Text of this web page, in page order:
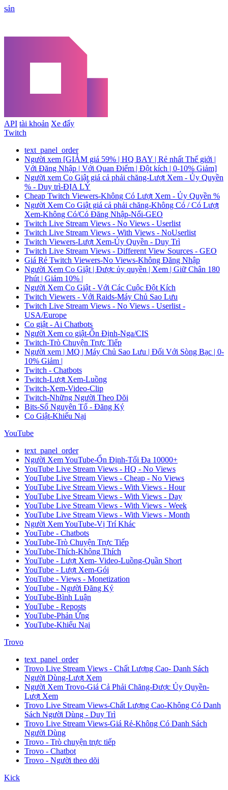
sản
API tài khoản Xe đẩy
Twitch
text_panel_order
Người xem [GIẢM giá 59% | HQ BAY | Rẻ nhất Thế giới |
Với Đăng Nhập | Với Quan Điểm | Đột kích | 0-10% Giảm]
Người xem Co Giật giá cả phải chăng-Lượt Xem - Ủy Quyền
% - Duy trì-ĐỊA LÝ
Cheap Twitch Viewers-Không Có Lượt Xem - Ủy Quyền %
Người Xem Co Giật giá cả phải chăng-Không Có / Có Lượt
Xem-Không Có/Có Đăng Nhập-Nổi-GEO
Twitch Live Stream Views - No Views - Userlist
Twitch Live Stream Views - With Views - NoUserlist
Twitch Viewers-Lượt Xem-Ủy Quyền - Duy Trì
Twitch Live Stream Views - Different View Sources - GEO
Giá Rẻ Twitch Viewers-No Views-Không Đăng Nhập
Người Xem Co Giật | Được ủy quyền | Xem | Giữ Chân 180
Phút | Giảm 10% |
Người Xem Co Giật - Với Các Cuộc Đột Kích
Twitch Viewers - Với Raids-Máy Chủ Sao Lưu
Twitch Live Stream Views - No Views - Userlist -
USA/Europe
Co giật - Ai Chatbots
Người Xem co giật-Ổn Định-Nga/CIS
Twitch-Trò Chuyện Trực Tiếp
Người xem | MQ | Máy Chủ Sao Lưu | Đối Với Sòng Bạc | 0-
10% Giảm |
Twitch - Chatbots
Twitch-Lượt Xem-Luồng
Twitch-Xem-Video-Clip
Twitch-Những Người Theo Dõi
Bits-Số Nguyên Tố - Đăng Ký
Co Giật-Khiếu Nại
YouTube
text_panel_order
Người Xem YouTube-Ổn Định-Tối Đa 10000+
YouTube Live Stream Views - HQ - No Views
YouTube Live Stream Views - Cheap - No Views
YouTube Live Stream Views - With Views - Hour
YouTube Live Stream Views - With Views - Day
YouTube Live Stream Views - With Views - Week
YouTube Live Stream Views - With Views - Month
Người Xem YouTube-Vị Trí Khác
YouTube - Chatbots
YouTube-Trò Chuyện Trực Tiếp
YouTube-Thích-Không Thích
YouTube - Lượt Xem- Video-Luồng-Quần Short
YouTube - Lượt Xem-Gói
YouTube - Views - Monetization
YouTube - Người Đăng Ký
YouTube-Bình Luận
YouTube - Reposts
YouTube-Phản Ứng
YouTube-Khiếu Nại
Trovo
text_panel_order
Trovo Live Stream Views - Chất Lượng Cao- Danh Sách
Người Dùng-Lượt Xem
Người Xem Trovo-Giá Cả Phải Chăng-Được Ủy Quyền-
Lượt Xem
Trovo Live Stream Views-Chất Lượng Cao-Không Có Danh
Sách Người Dùng - Duy Trì
Trovo Live Stream Views-Giá Rẻ-Không Có Danh Sách
Người Dùng
Trovo - Trò chuyện trực tiếp
Trovo - Chatbot
Trovo - Người theo dõi
Kick